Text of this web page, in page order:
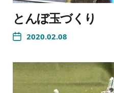
とんぼ玉づくり
2020.02.08